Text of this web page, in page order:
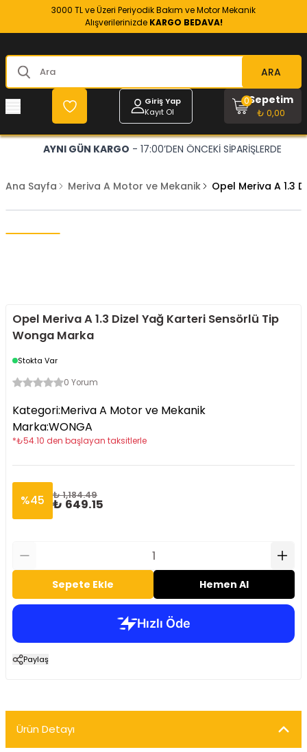
3000 TL ve Üzeri Periyodik Bakım ve Motor Mekanik
Alışverilerinizde KARGO BEDAVA!
ARA
Giriş Yap
Kayıt Ol
Sepetim
₺ 0,00
0
AYNI GÜN KARGO - 17:00’DEN ÖNCEKİ SİPARİŞLERDE
Ana Sayfa Meriva A Motor ve Mekanik Opel Meriva A 1.3
Opel Meriva A 1.3 Dizel Yağ Karteri Sensörlü Tip
Wonga Marka
Stokta Var
0 Yorum
Kategori:Meriva A Motor ve Mekanik
Marka:WONGA
*₺54.10 den başlayan taksitlerle
%45 ₺ 1,184.49
₺ 649.15
Sepete Ekle Hemen Al
Paylaş
Ürün Detayı